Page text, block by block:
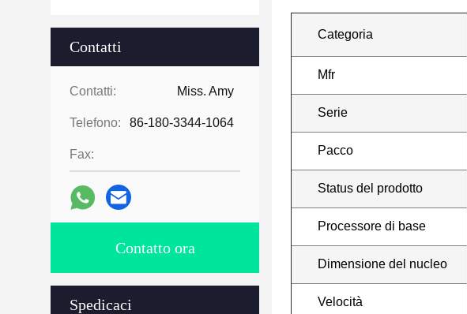
Contatti
Contatti: Miss. Amy
Telefono: 86-180-3344-1064
Fax:
Contatto ora
Spedicaci
Categoria
Mfr
Serie
Pacco
Status del prodotto
Processore di base
Dimensione del nucleo
Velocità